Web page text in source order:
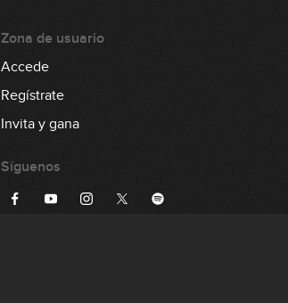
Zona de usuario
Accede
Regístrate
Invita y gana
Síguenos